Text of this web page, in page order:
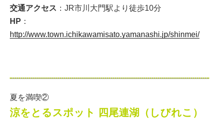
交通アクセス ：JR市川大門駅より徒歩10分
HP ：
http://www.town.ichikawamisato.yamanashi.jp/shinmei/
夏を満喫②
涼をとるスポット 四尾連湖（しびれこ）